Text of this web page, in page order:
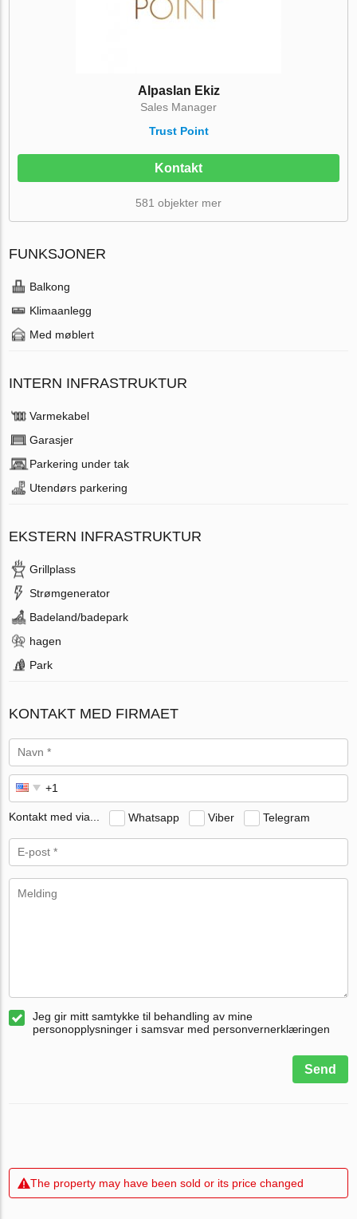
Alpaslan Ekiz
Sales Manager
Trust Point
Kontakt
581 objekter mer
FUNKSJONER
Balkong
Klimaanlegg
Med møblert
INTERN INFRASTRUKTUR
Varmekabel
Garasjer
Parkering under tak
Utendørs parkering
EKSTERN INFRASTRUKTUR
Grillplass
Strømgenerator
Badeland/badepark
hagen
Park
KONTAKT MED FIRMAET
Kontakt med via... Whatsapp Viber Telegram
Jeg gir mitt samtykke til behandling av mine
personopplysninger i samsvar med personvernerklæringen
Send
The property may have been sold or its price changed